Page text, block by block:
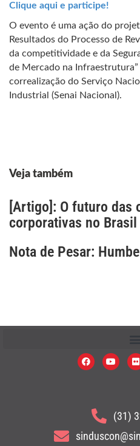
Clique aqui e participe!
O evento é uma ação do
Resultados do Processo de
da competitividade e da
de Mercado na
correalização do Serviço
Industrial (Senai Nacional).
Veja também
[Artigo]: O futuro das
corporativas no Brasil
Nota de Pesar:
(31)